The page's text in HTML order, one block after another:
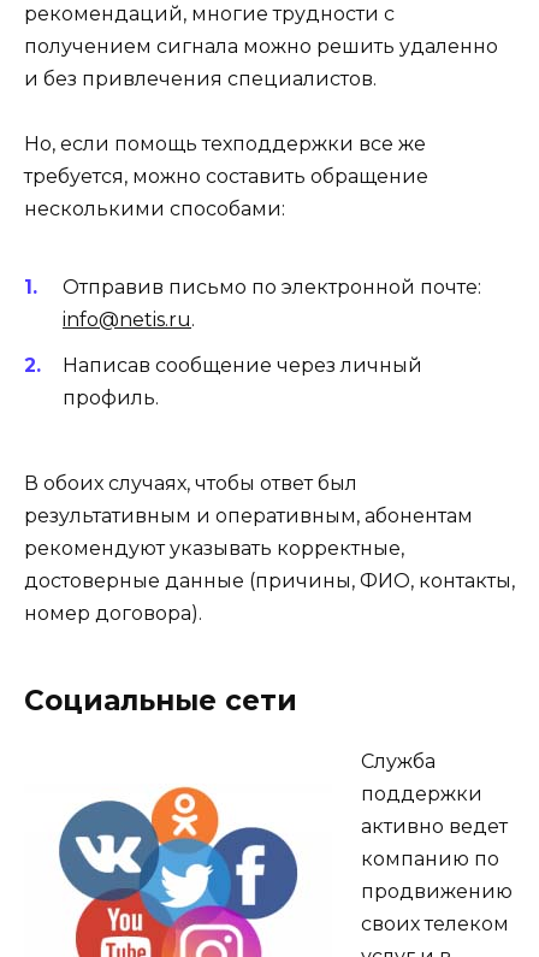
рекомендаций, многие трудности с
получением сигнала можно решить удаленно
и без привлечения специалистов.
Но, если помощь техподдержки все же
требуется, можно составить обращение
несколькими способами:
Отправив письмо по электронной почте:
info@netis.ru.
Написав сообщение через личный
профиль.
В обоих случаях, чтобы ответ был
результативным и оперативным, абонентам
рекомендуют указывать корректные,
достоверные данные (причины, ФИО, контакты,
номер договора).
Социальные сети
Служба
поддержки
активно ведет
компанию по
продвижению
своих телеком